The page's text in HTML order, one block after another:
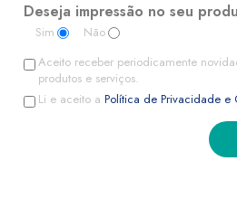
Deseja impressão no seu
Sim
Não
Aceito receber periodicamente
produtos e serviços.
Li e aceito a Política de Privacidade e